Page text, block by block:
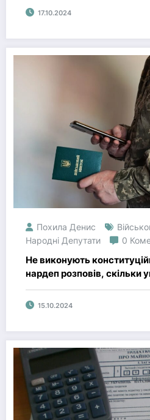
17.10.2024
Похила Денис
Народні Депутати
0
Не виконують
нардеп розповів, скільки
оновили дані в ТЦК
15.10.2024